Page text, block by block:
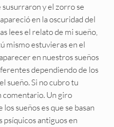
y el zorro se
en la oscuridad del
lees el relato de mi sueño,
mismo estuvieras en el
en nuestros sueños
dependiendo de los
sueño. Si no cubro tu
comentario. Un giro
sueños es que se basan
psíquicos antiguos en